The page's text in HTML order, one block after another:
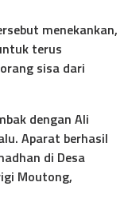
menekankan,
terus
sisa dari
dengan Ali
Aparat berhasil
di Desa
Moutong,